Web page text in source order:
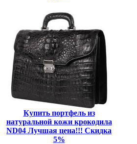
Купить портфель из
натуральной кожи крокодила
ND04 Лучшая цена!!! Скидка
5%